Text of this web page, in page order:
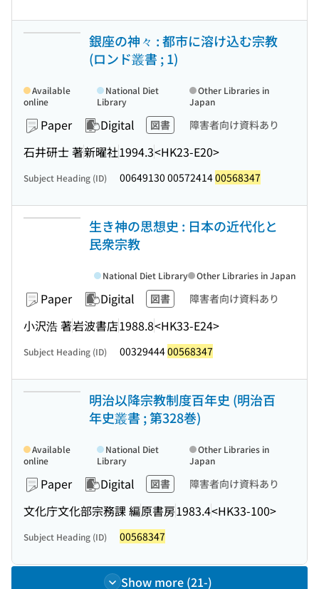
銀座の神々 : 都市に溶け込む宗教
(ロンド叢書 ; 1)
Paper Digital 図書 障害者向け資料あり
石井研士 著新曜社1994.3<HK23-E20>
Available
online
National Diet
Library
Other Libraries in
Japan
Subject Heading (ID) 00649130 0057241400568347
生き神の思想史 : 日本の近代化と
民衆宗教
Paper Digital 図書 障害者向け資料あり
小沢浩 著岩波書店1988.8<HK33-E24>
National Diet Library Other Libraries in Japan
Subject Heading (ID) 0032944400568347
明治以降宗教制度百年史 (明治百
年史叢書 ; 第328巻)
Paper Digital 図書 障害者向け資料あり
文化庁文化部宗務課 編原書房1983.4<HK33-100>
Available
online
National Diet
Library
Other Libraries in
Japan
Subject Heading (ID) 00568347
Show more (21-)